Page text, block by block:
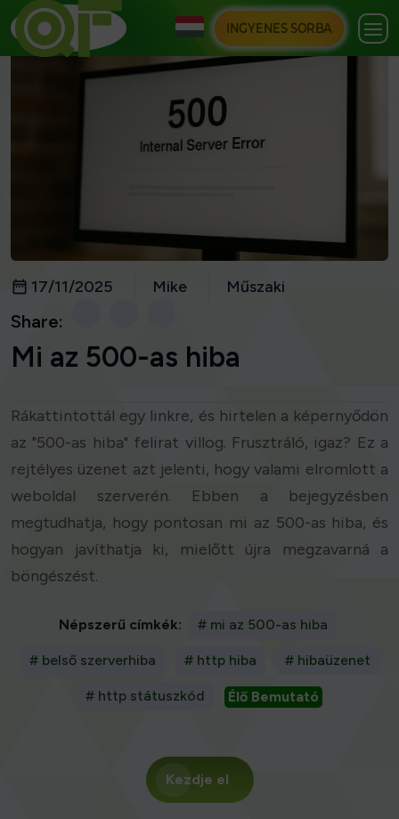
INGYENES SORBA
17/11/2025 Mike Műszaki
Share:
Mi az 500-as hiba
Rákattintottál egy linkre, és hirtelen a képernyődön
az "500-as hiba" felirat villog. Frusztráló, igaz? Ez a
rejtélyes üzenet azt jelenti, hogy valami elromlott a
weboldal szerverén. Ebben a bejegyzésben
megtudhatja, hogy pontosan mi az 500-as hiba, és
hogyan javíthatja ki, mielőtt újra megzavarná a
böngészést.
Népszerű címkék: # mi az 500-as hiba
# belső szerverhiba # http hiba # hibaüzenet
# http státuszkód Élő Bemutató
Kezdje el